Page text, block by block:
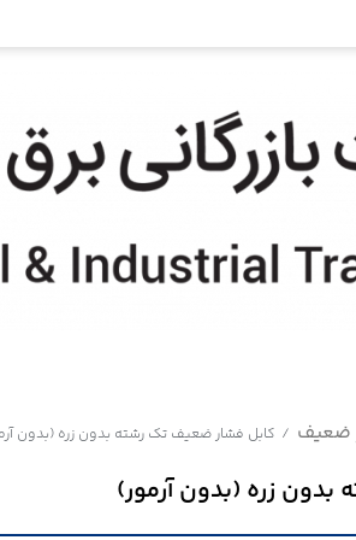
ضعیف / کابل فشار ضعیف تک رشته بدون زره (بدون
زره (بدون آرمور)